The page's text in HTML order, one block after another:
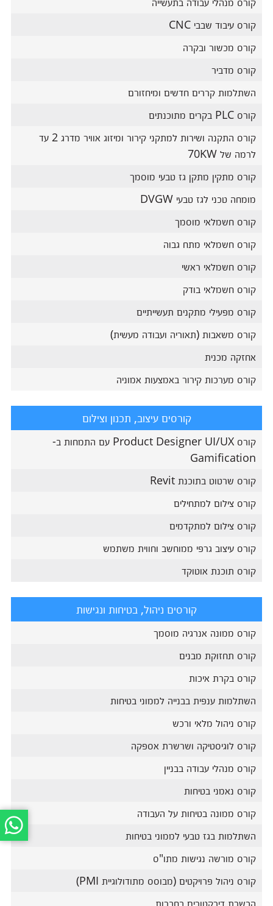
קורס עיבוד שבבי CNC
קורס מכשור ובקרה
קורס מדביר
השתלמות קררים חדשים ומיחזורם
קורס PLC בקרים מתוכנתים
קורס התקנה ושירות למתקני קירור ומיזוג אוויר מדרג 2 עד
לרמה של 70KW
קורס מתקין מתקן גז טבעי מוסמך
מומחה טכני לגז טבעי DVGW
קורס חשמלאי מוסמך
קורס חשמלאי מתח גבוה
קורס חשמלאי ראשי
קורס חשמלאי בודק
קורס מפעילי מתקנים תעשייתיים
קורס משאבות (תאוריה ועבודה מעשית)
אחזקה מכנית
קורס מערכות קירור באמצעות אמוניה
קורסים עיצוב, תכנון וצילום
קורס Product Designer UI/UX עם התמחות ב-
Gamification
קורס שרטוט בתוכנת Revit
קורס צילום למתחילים
קורס צילום למתקדמים
קורס עיצוב גרפי ממוחשב וחווית משתמש
קורס תוכנת אוטוקד
קורסים ניהול, בטיחות ונגישות
קורס ממונה אנרגיה מוסמך
קורס תחזוקת מבנים
קורס בקרת איכות
השתלמות ענפית בבנייה לממוני בטיחות
קורס ניהול מלאי ורכש
קורס לוגיסטיקה ושרשרת אספקה
קורס מנהלי עבודה בבניין
קורס נאמני בטיחות
קורס ממונה בטיחות על העבודה
השתלמות בגז טבעי לממוני בטיחות
קורס מורשה נגישות מתו"ס
קורס ניהול פרויקטים (מבוסס מתודולוגיית PMI)
הכשרת דירקטורים בחברות